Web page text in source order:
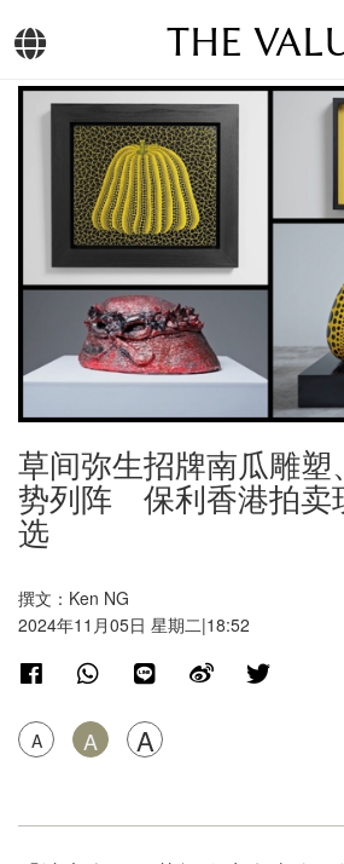
THE
草间弥生招牌南瓜雕塑
势列阵 保利香港拍卖
选
撰文：Ken NG
2024年11月05日 星期二|18:52
A A A